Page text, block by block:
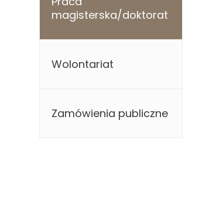
magisterska/doktorat
Wolontariat
Zamówienia publiczne